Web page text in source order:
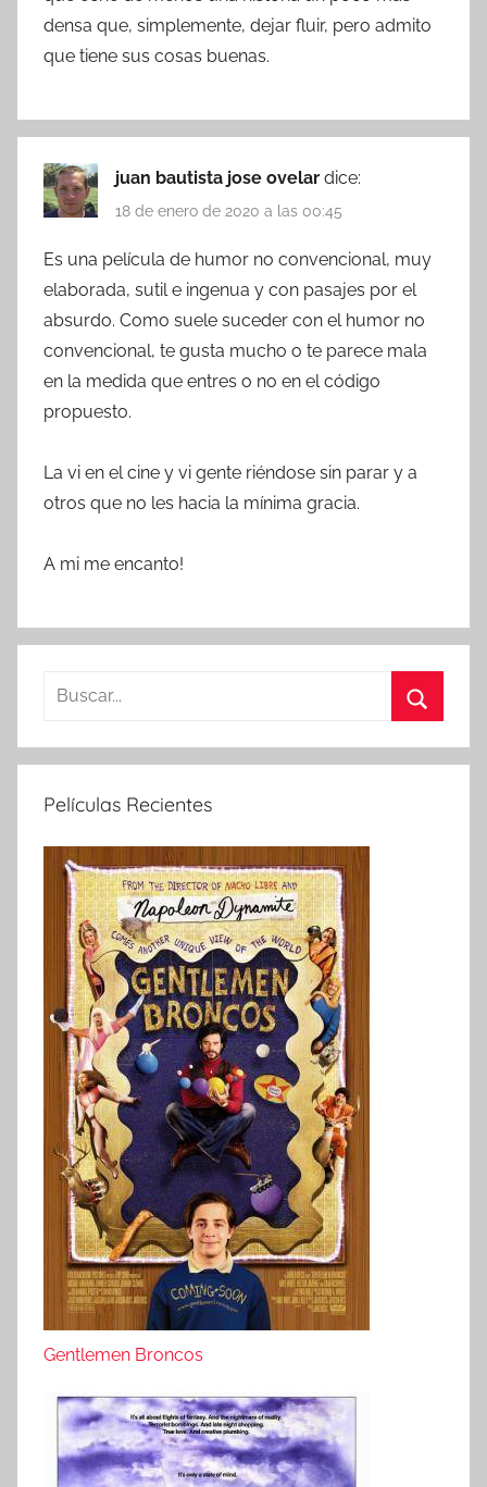
densa que, simplemente, dejar fluir, pero admito
que tiene sus cosas buenas.
juan bautista jose ovelar dice:
18 de enero de 2020 a las 00:45
Es una película de humor no convencional, muy
elaborada, sutil e ingenua y con pasajes por el
absurdo. Como suele suceder con el humor no
convencional, te gusta mucho o te parece mala
en la medida que entres o no en el código
propuesto.
La vi en el cine y vi gente riéndose sin parar y a
otros que no les hacia la mínima gracia.
A mi me encanto!
s
a
u
Películas Recientes
Gentlemen Broncos